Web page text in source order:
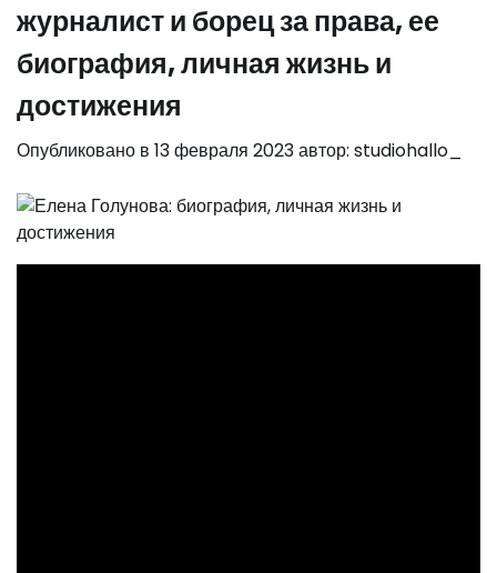
журналист и борец за права, ее
биография, личная жизнь и
достижения
Опубликовано в 13 февраля 2023автор: studiohallo_